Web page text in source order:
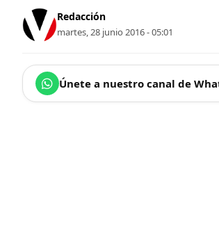
Redacción
martes, 28 junio 2016 - 05:01
Únete a nuestro canal de